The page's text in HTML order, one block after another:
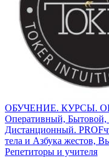
ОБУЧЕНИЕ. КУРСЫ.
Оперативный,
Дистанционный.
тела и Азбука жестов,
Репетиторы и учителя